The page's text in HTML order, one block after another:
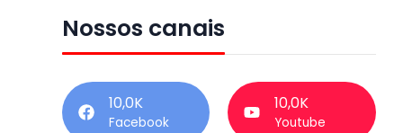
Nossos canais
10,0K
Facebook
10,0K
Youtube